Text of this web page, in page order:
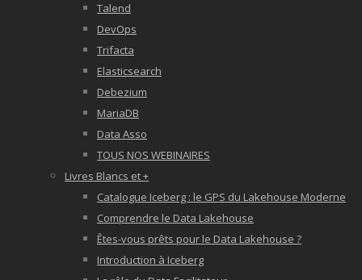
Talend
DevOps
Trifacta
Elasticsearch
Debezium
MariaDB
Data Asso
TOUS NOS WEBINAIRES
Livres Blancs et +
Catalogue Iceberg : le GPS du Lakehouse Moderne
Comprendre le Data Lakehouse
Êtes-vous prêts pour le Data Lakehouse ?
Introduction à Iceberg